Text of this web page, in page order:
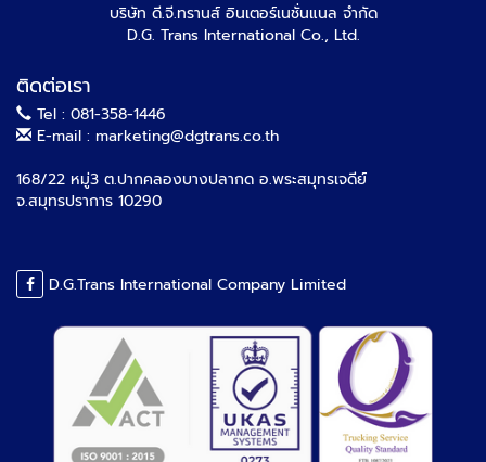
บริษัท ดี.จี.ทรานส์ อินเตอร์เนชั่นแนล จำกัด
D.G. Trans International Co., Ltd.
ติดต่อเรา
Tel : 081-358-1446
E-mail : marketing@dgtrans.co.th
168/22 หมู่3 ต.ปากคลองบางปลากด อ.พระสมุทรเจดีย์
จ.สมุทรปราการ 10290
D.G.Trans International Company Limited